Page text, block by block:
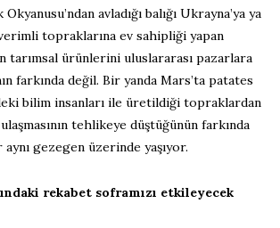
avladığı balığı Ukrayna’ya ya
verimli topraklarına ev sahipliği yapan
tarımsal ürünlerini uluslararası pazarlara
farkında değil. Bir yanda Mars’ta patates
bilim insanları ile üretildiği topraklardan
tehlikeye düştüğünün farkında
gezegen üzerinde yaşıyor.
rekabet soframızı etkileyecek